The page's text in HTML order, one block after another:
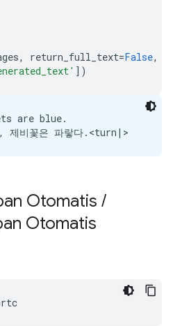
, return_full_text=False,
])
are blue.
Otomatis /
Otomatis